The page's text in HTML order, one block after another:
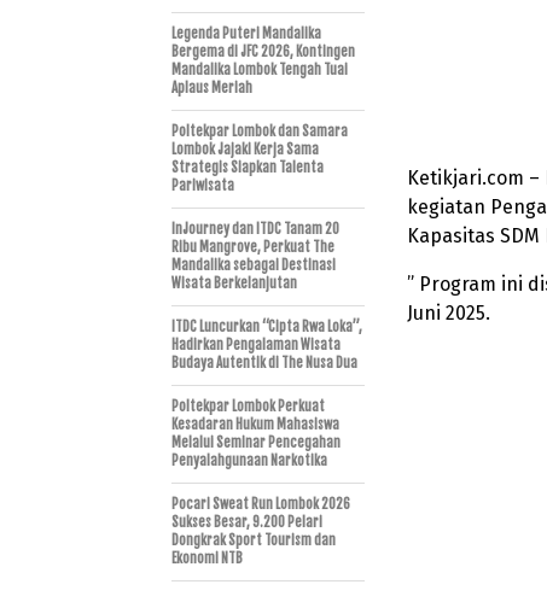
Ketikjari.com
kegiatan
Kapasitas
” Program ini
Juni 2025.
Legenda Puteri Mandalika
Bergema di JFC 2026, Kontingen
Mandalika Lombok Tengah Tuai
Aplaus Meriah
Poltekpar Lombok dan Samara
Lombok Jajaki Kerja Sama
Strategis Siapkan Talenta
Pariwisata
InJourney dan ITDC Tanam 20
Ribu Mangrove, Perkuat The
Mandalika sebagai Destinasi
Wisata Berkelanjutan
ITDC Luncurkan “Cipta Rwa Loka”,
Hadirkan Pengalaman Wisata
Budaya Autentik di The Nusa Dua
Poltekpar Lombok Perkuat
Kesadaran Hukum Mahasiswa
Melalui Seminar Pencegahan
Penyalahgunaan Narkotika
Pocari Sweat Run Lombok 2026
Sukses Besar, 9.200 Pelari
Dongkrak Sport Tourism dan
Ekonomi NTB